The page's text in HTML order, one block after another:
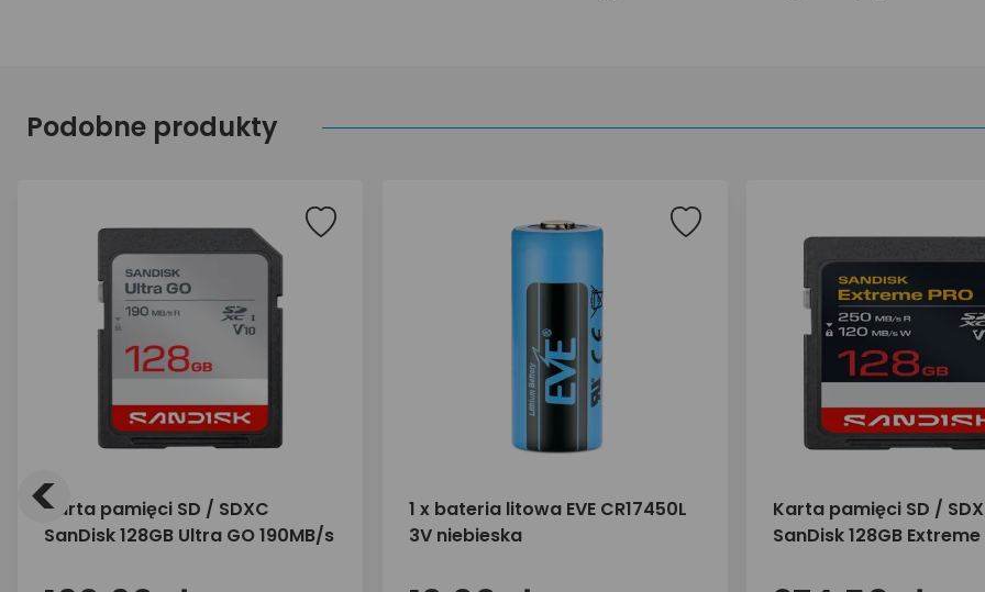
Podobne produkty
Karta pamięci SD / SDXC
SanDisk 128GB Ultra GO 190MB/s
1 x bateria litowa EVE CR17450L
3V niebieska
Karta pamięci SD /
SanDisk 128GB Extreme
<